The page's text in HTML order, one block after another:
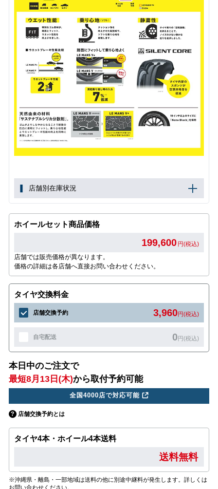
店舗別在庫状況
ホイールセット商品価格
199,600 円(税込)
店舗では販売価格が異なります。
価格の詳細は各店舗へ直接お問い合わせください。
タイヤ交換料金
店舗交換予約 3,960円(税込)
自宅配送 0円(税込)
本日中のご注文で
最短8月13日(木)から取付予約可能
全国4000店で対応可能
店舗交換予約とは
タイヤ4本・ホイール4本送料
送料無料
※沖縄県・離島・一部地域は送料の他に別途中継料が発生します。詳しくは
お問い合わせください。